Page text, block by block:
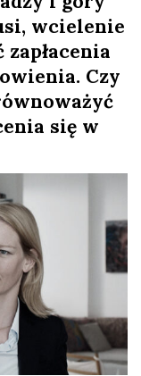
wcielenie
Czy
się w